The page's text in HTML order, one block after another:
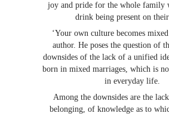
joy and pride for the whole family
drink being present on
‘Your own culture becomes
author. He poses the question of
downsides of the lack of a unified
born in mixed marriages, which is
in everyday life.
Among the downsides are the
belonging, of knowledge as to